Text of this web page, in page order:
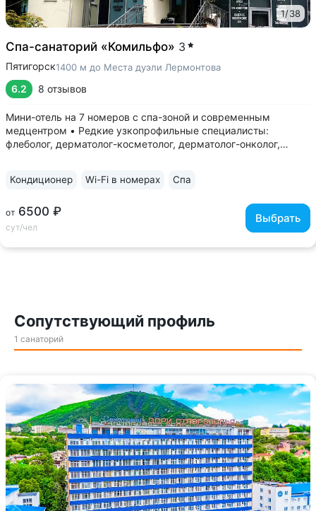
1/38
Спа-санаторий «Комильфо» 3
Пятигорск1400 м до Места дуэли Лермонтова
6.2 8 отзывов
Мини-отель на 7 номеров с спа-зоной и современным
медцентром • Редкие узкопрофильные специалисты:
флеболог, дерматолог-косметолог, дерматолог-онколог,
консультация нутрициолога...
от 6500 ₽
сут/чел
Выбрать
Кондиционер Wi-Fi в номерах Спа
Сопутствующий профиль
1 санаторий